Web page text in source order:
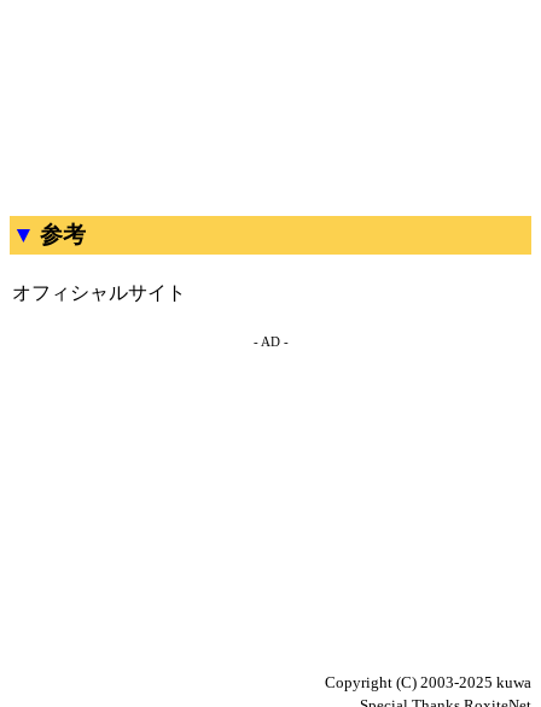
参考
オフィシャルサイト
- AD -
Copyright (C) 2003-2025 kuwa